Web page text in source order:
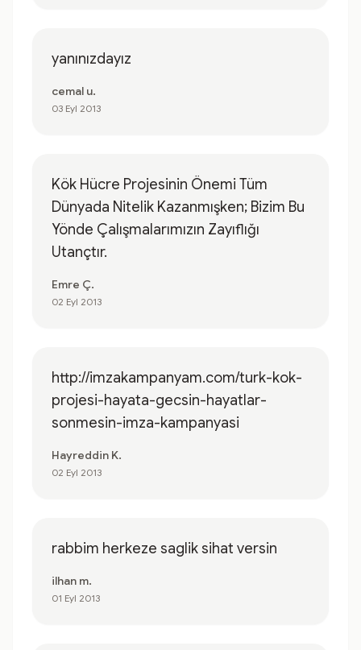
yanınızdayız
cemal u.
03 Eyl 2013
Kök Hücre Projesinin Önemi Tüm
Dünyada Nitelik Kazanmışken; Bizim Bu
Yönde Çalışmalarımızın Zayıflığı
Utançtır.
Emre Ç.
02 Eyl 2013
http://imzakampanyam.com/turk-kok-
projesi-hayata-gecsin-hayatlar-
sonmesin-imza-kampanyasi
Hayreddin K.
02 Eyl 2013
rabbim herkeze saglik sihat versin
ilhan m.
01 Eyl 2013